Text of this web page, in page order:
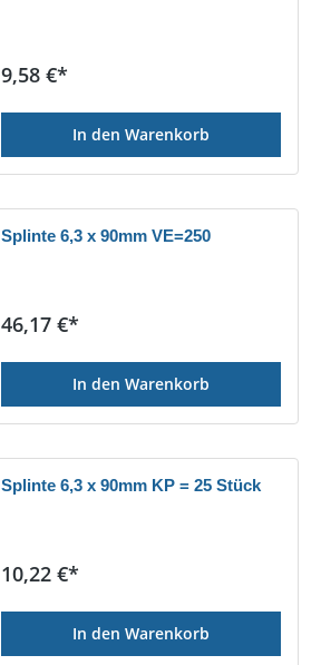
Regulärer Preis:
9,58 €*
In den Warenkorb
Splinte 6,3 x 90mm VE=250
Regulärer Preis:
46,17 €*
In den Warenkorb
Splinte 6,3 x 90mm KP = 25 Stück
Regulärer Preis:
10,22 €*
In den Warenkorb